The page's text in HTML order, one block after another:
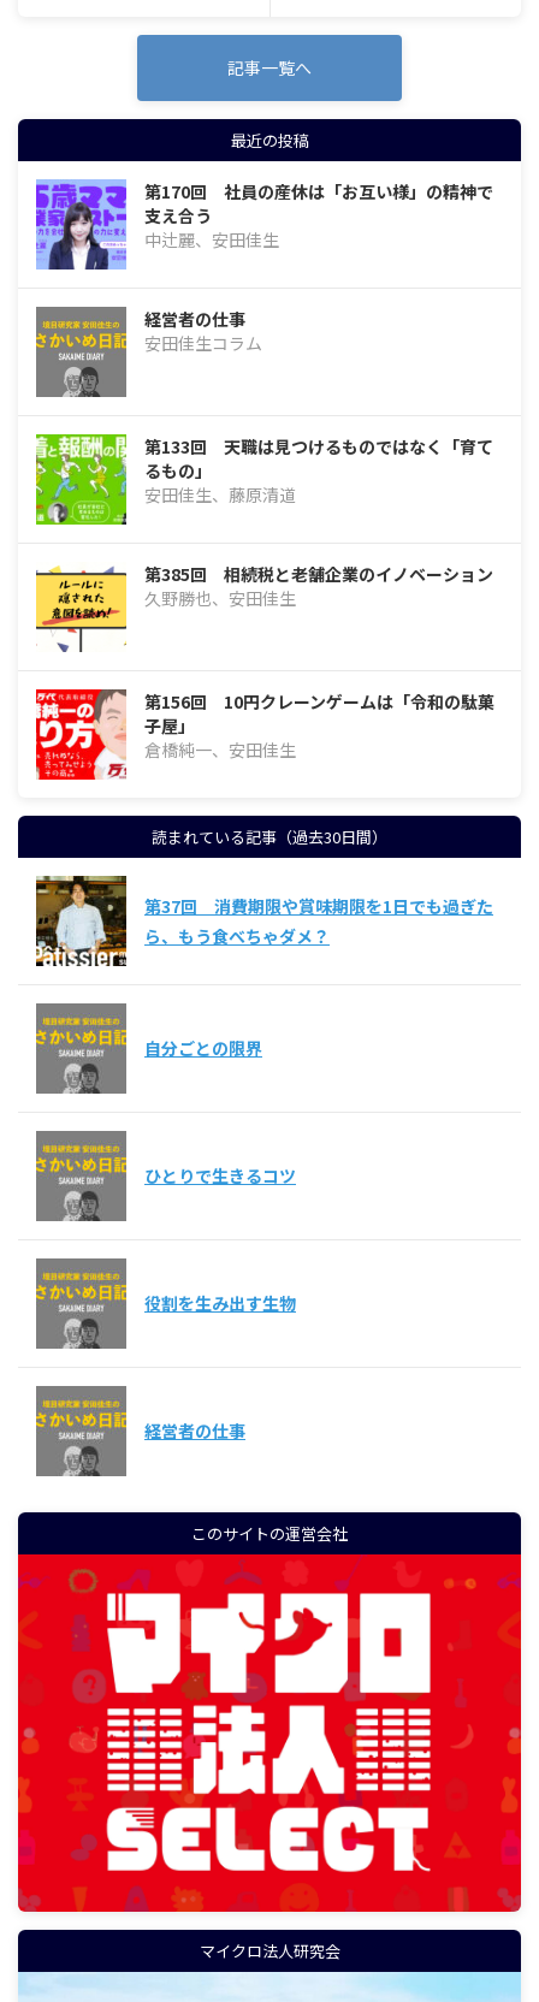
記事一覧へ
最近の投稿
第170回 社員の産休は「お互い様」の精神で
支え合う
中辻麗、安田佳生
経営者の仕事
安田佳生コラム
第133回 天職は見つけるものではなく「育て
るもの」
安田佳生、藤原清道
第385回 相続税と老舗企業のイノベーション
久野勝也、安田佳生
第156回 10円クレーンゲームは「令和の駄菓
子屋」
倉橋純一、安田佳生
読まれている記事（過去30日間）
第37回 消費期限や賞味期限を1日でも過ぎた
ら、もう食べちゃダメ？
自分ごとの限界
ひとりで生きるコツ
役割を生み出す生物
経営者の仕事
このサイトの運営会社
マイクロ法人研究会